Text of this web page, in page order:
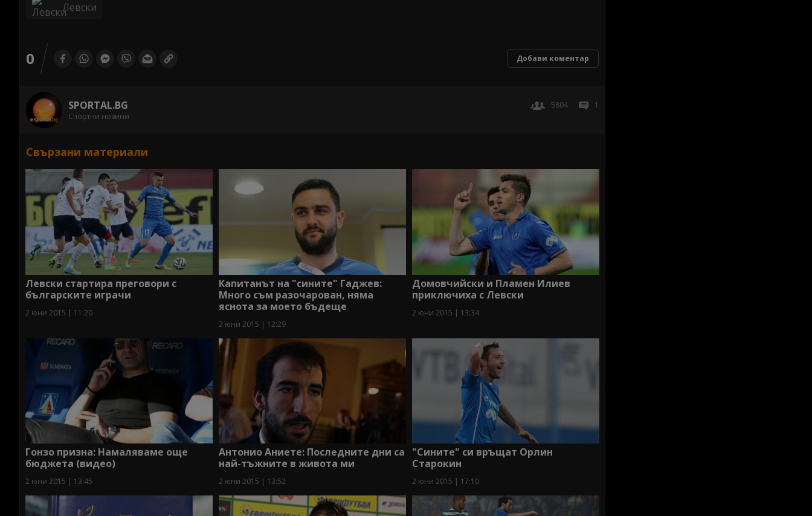
Левски
0 Добави коментар
SPORTAL.BG
Спортни новини
5804 1
Свързани материали
Левски стартира преговори с
българските играчи
2 юни 2015 | 11:20
Капитанът на "сините" Гаджев:
Много съм разочарован, няма
яснота за моето бъдеще
2 юни 2015 | 12:29
Домовчийски и Пламен Илиев
приключиха с Левски
2 юни 2015 | 13:34
Гонзо призна: Намаляваме още
бюджета (видео)
2 юни 2015 | 13:45
Антонио Аниете: Последните дни са
най-тъжните в живота ми
2 юни 2015 | 13:52
"Сините" си връщат Орлин
Старокин
2 юни 2015 | 17:10